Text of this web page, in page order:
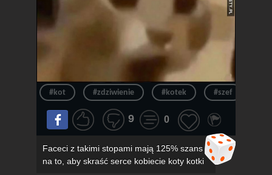
#kot #zdziwienie #kotek #szef
9 0
Faceci z takimi stopami mają 125% szans
na to, aby skraść serce kobiecie koty kotki